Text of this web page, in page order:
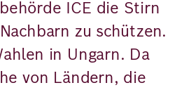
ICE die Stirn
zu schützen.
in Ungarn. Da
von Ländern, die